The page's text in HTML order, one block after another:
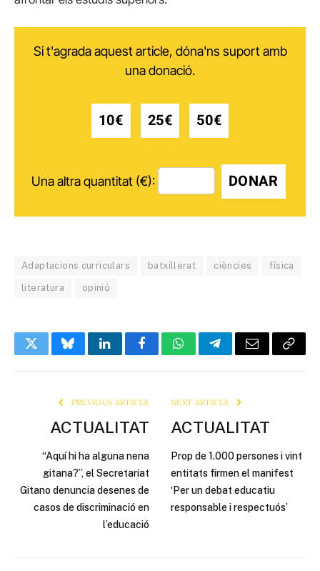
Si t'agrada aquest article, dóna'ns suport amb
una donació.
10€ 25€ 50€
Una altra quantitat (€): DONAR
Adaptacions curriculars batxillerat ciències física
literatura opinió
TwitterBlueskyLinkedInFacebookWhatsAppTelegramEmail Copy
PREVIOUS ARTICLE
ACTUALITAT
“Aquí hi ha alguna nena
gitana?”, el Secretariat
Gitano denuncia desenes de
casos de discriminació en
l’educació
NEXT ARTICLE
ACTUALITAT
Prop de 1.000 persones i vint
entitats firmen el manifest
‘Per un debat educatiu
responsable i respectuós’